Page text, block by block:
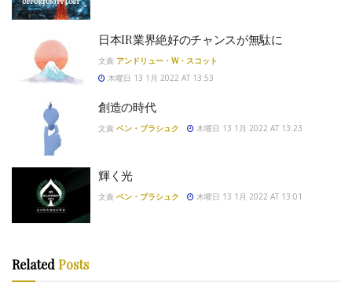
日本IR業界絶好のチャンスが無駄に
文責 アンドリュー・W・スコット
木曜日 13 1月 2022 AT 13:53
創造の時代
文責 ベン・ブラシュク 木曜日 13 1月 2022 AT 13:23
輝く光
文責 ベン・ブラシュク 木曜日 13 1月 2022 AT 13:01
Related Posts